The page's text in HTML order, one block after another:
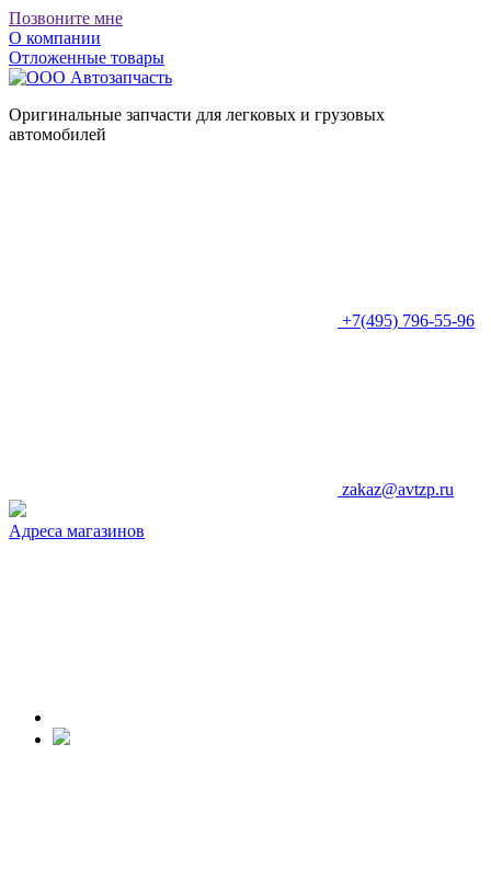
Позвоните мне
О компании
Отложенные товары
Оригинальные запчасти для легковых и грузовых
автомобилей
+7(495) 796-55-96
zakaz@avtzp.ru
Адреса магазинов